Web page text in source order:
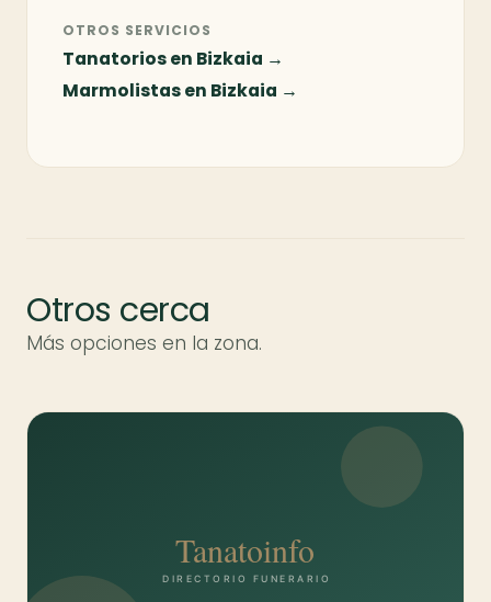
OTROS SERVICIOS
Tanatorios en Bizkaia →
Marmolistas en Bizkaia →
Otros cerca
Más opciones en la zona.